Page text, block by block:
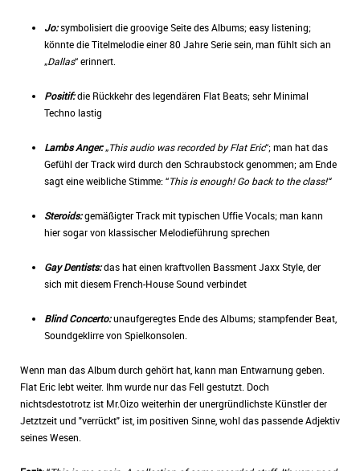
Jo:symbolisiert die groovige Seite des Albums; easy listening;
könnte die Titelmelodie einer 80 Jahre Serie sein, man fühlt sich an
„Dallas“ erinnert.
Positif:die Rückkehr des legendären Flat Beats; sehr Minimal
Techno lastig
Lambs Anger:„This audio was recorded by Flat Eric“; man hat das
Gefühl der Track wird durch den Schraubstock genommen; am Ende
sagt eine weibliche Stimme: “This is enough! Go back to the class!“
Steroids:gemäßigter Track mit typischen Uffie Vocals; man kann
hier sogar von klassischer Melodieführung sprechen
Gay Dentists:das hat einen kraftvollen Bassment Jaxx Style, der
sich mit diesem French-House Sound verbindet
Blind Concerto:unaufgeregtes Ende des Albums; stampfender Beat,
Soundgeklirre von Spielkonsolen.
Wenn man das Album durch gehört hat, kann man Entwarnung geben.
Flat Eric lebt weiter. Ihm wurde nur das Fell gestutzt. Doch
nichtsdestotrotz ist Mr.Oizo weiterhin der unergründlichste Künstler der
Jetztzeit und "verrückt" ist, im positiven Sinne, wohl das passende Adjektiv
seines Wesen.